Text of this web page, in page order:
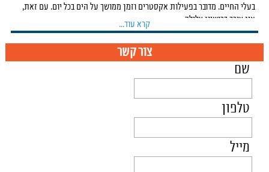
בעלי החיים. מדובר בפעילות אקסטרים וזמן ממושך על הים בכל יום. עם זאת,
אין צורך ברישיון צלילה-
הפעילות במים עם בעלי החיים נעשית בשנירקול.
ביומיים אלו תיתכן אפשרות להשתמש במטוס קל למשך כשעתיים כל יום,
קרא עוד...
צור קשר
שם
טלפון
מייל